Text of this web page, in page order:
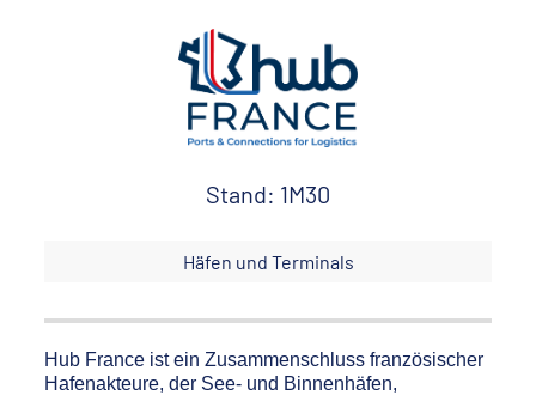
Stand: 1M30
Häfen und Terminals
Hub France ist ein Zusammenschluss französischer
Hafenakteure, der See- und Binnenhäfen,